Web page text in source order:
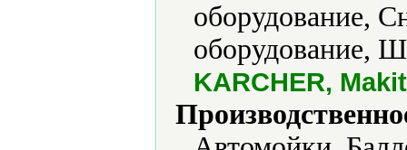
оборудование,
оборудование,
KARCHER,